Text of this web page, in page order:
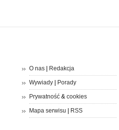
O nas| Redakcja
Wywiady| Porady
Prywatność& cookies
Mapa serwisu RSS